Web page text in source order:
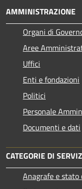
AMMINISTRAZIONE
Organi di
Aree
Uffici
Enti e fondazioni
Politici
Personale
Documenti e dati
CATEGORIE DI
Anagrafe e stato